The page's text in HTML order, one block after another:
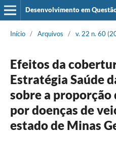
Desenvolvimento em
Início / Arquivos / v. 22 n. 60
Efeitos da
Estratégia Saúde
sobre a proporção
por doenças de
estado de Minas